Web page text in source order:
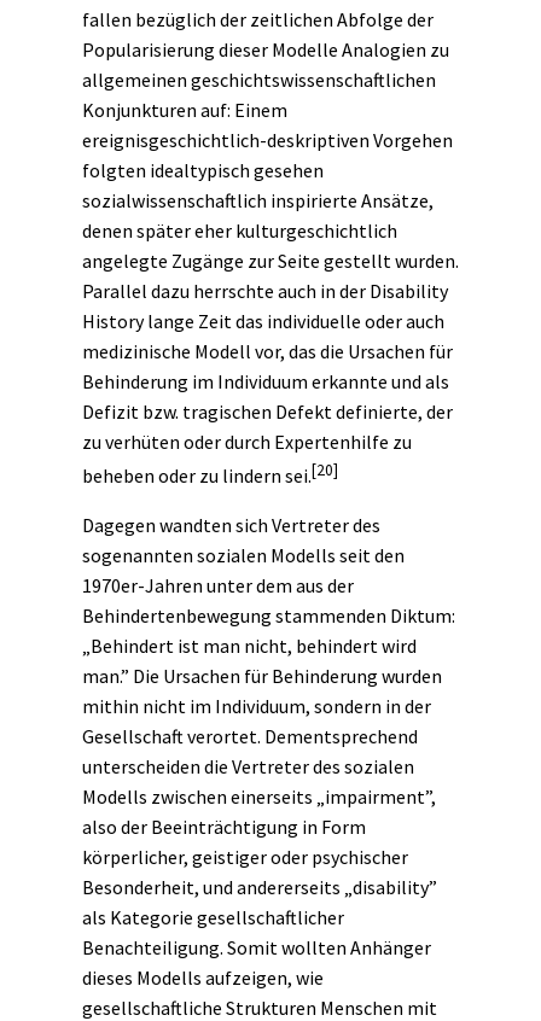
fallen bezüglich der zeitlichen Abfolge der
Popularisierung dieser Modelle Analogien zu
allgemeinen geschichtswissenschaftlichen
Konjunkturen auf: Einem
ereignisgeschichtlich-deskriptiven Vorgehen
folgten idealtypisch gesehen
sozialwissenschaftlich inspirierte Ansätze,
denen später eher kulturgeschichtlich
angelegte Zugänge zur Seite gestellt wurden.
Parallel dazu herrschte auch in der Disability
History lange Zeit das individuelle oder auch
medizinische Modell vor, das die Ursachen für
Behinderung im Individuum erkannte und als
Defizit bzw. tragischen Defekt definierte, der
zu verhüten oder durch Expertenhilfe zu
beheben oder zu lindern sei.[20]
Dagegen wandten sich Vertreter des
sogenannten sozialen Modells seit den
1970er-Jahren unter dem aus der
Behindertenbewegung stammenden Diktum:
„Behindert ist man nicht, behindert wird
man.” Die Ursachen für Behinderung wurden
mithin nicht im Individuum, sondern in der
Gesellschaft verortet. Dementsprechend
unterscheiden die Vertreter des sozialen
Modells zwischen einerseits „impairment”,
also der Beeinträchtigung in Form
körperlicher, geistiger oder psychischer
Besonderheit, und andererseits „disability”
als Kategorie gesellschaftlicher
Benachteiligung. Somit wollten Anhänger
dieses Modells aufzeigen, wie
gesellschaftliche Strukturen Menschen mit